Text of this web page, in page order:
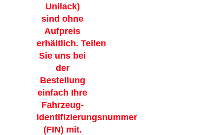
Unilack)
sind ohne
Aufpreis
erhältlich. Teilen
Sie uns bei
der
Bestellung
einfach Ihre
Fahrzeug-
Identifizierungsnummer
(FIN) mit.